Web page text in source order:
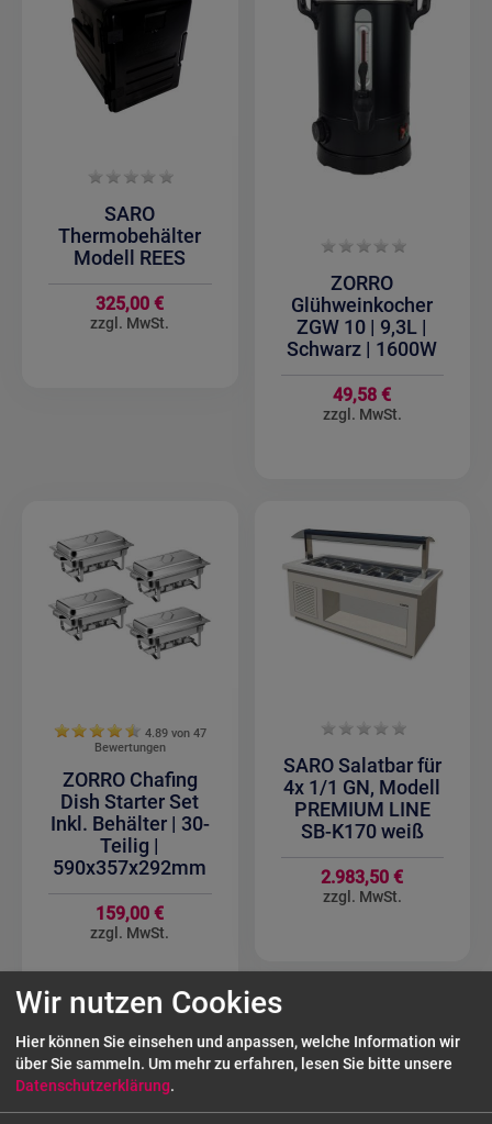
SARO
Thermobehälter
Modell REES
325,00 €
ZORRO
Glühweinkocher
ZGW 10 | 9,3L |
Schwarz | 1600W
49,58 €
4.89 von 47
Bewertungen
ZORRO Chafing
Dish Starter Set
Inkl. Behälter | 30-
Teilig |
590x357x292mm
159,00 €
SARO Salatbar für
4x 1/1 GN, Modell
PREMIUM LINE
SB-K170 weiß
2.983,50 €
Wir nutzen Cookies
Hier können Sie einsehen und anpassen, welche Information wir
über Sie sammeln. Um mehr zu erfahren, lesen Sie bitte unsere
Datenschutzerklärung.